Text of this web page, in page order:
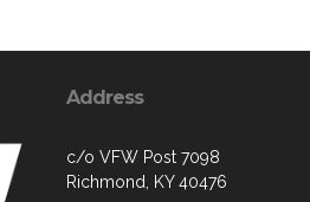
Address
c/o VFW Post 7098
Richmond, KY 40476